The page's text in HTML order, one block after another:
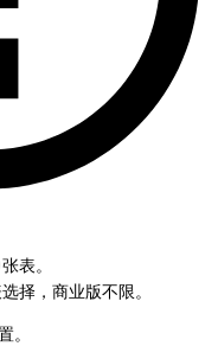
表。
择，商业版不限。
。